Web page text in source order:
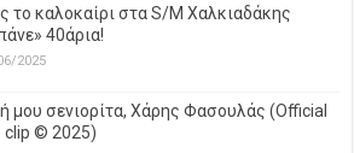
το καλοκαίρι στα S/M Χαλκιαδάκης
40άρια!
2025
μου σενιορίτα, Χάρης Φασουλάς (Official
clip © 2025)